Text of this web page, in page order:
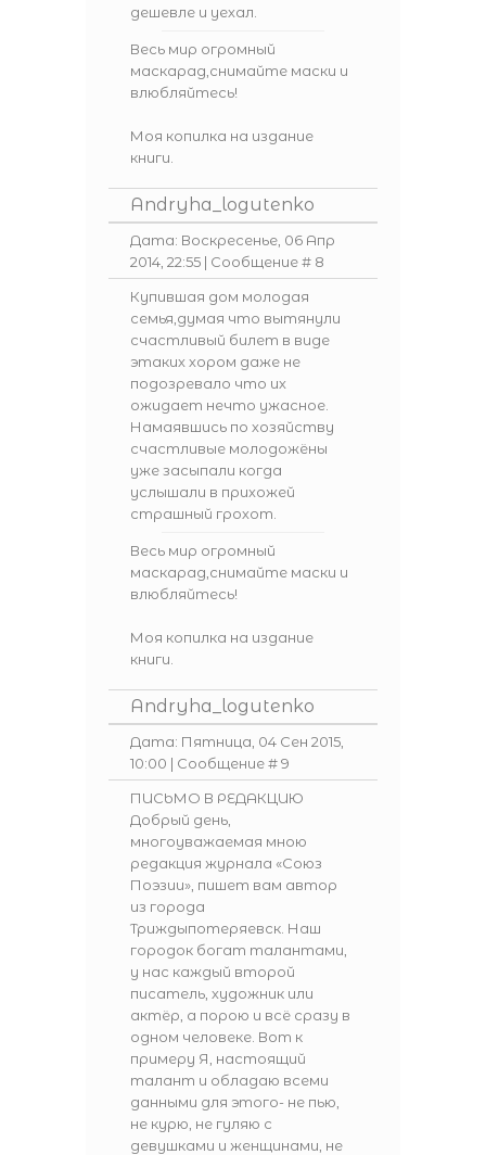
дешевле и уехал.
Весь мир огромный
маскарад,снимайте маски и
влюбляйтесь!
Моя копилка на издание
книги.
Andryha_logutenko
Дата: Воскресенье, 06 Апр
2014, 22:55 | Сообщение # 8
Купившая дом молодая
семья,думая что вытянули
счастливый билет в виде
этаких хором даже не
подозревало что их
ожидает нечто ужасное.
Намаявшись по хозяйству
счастливые молодожёны
уже засыпали когда
услышали в прихожей
страшный грохот.
Весь мир огромный
маскарад,снимайте маски и
влюбляйтесь!
Моя копилка на издание
книги.
Andryha_logutenko
Дата: Пятница, 04 Сен 2015,
10:00 | Сообщение #9
ПИСЬМО В РЕДАКЦИЮ
Добрый день,
многоуважаемая мною
редакция журнала «Союз
Поэзии», пишет вам автор
из города
Триждыпотеряевск. Наш
городок богат талантами,
у нас каждый второй
писатель, художник или
актёр, а порою и всё сразу в
одном человеке. Вот к
примеру Я, настоящий
талант и обладаю всеми
данными для этого- не пью,
не курю, не гуляю с
девушками и женщинами, не